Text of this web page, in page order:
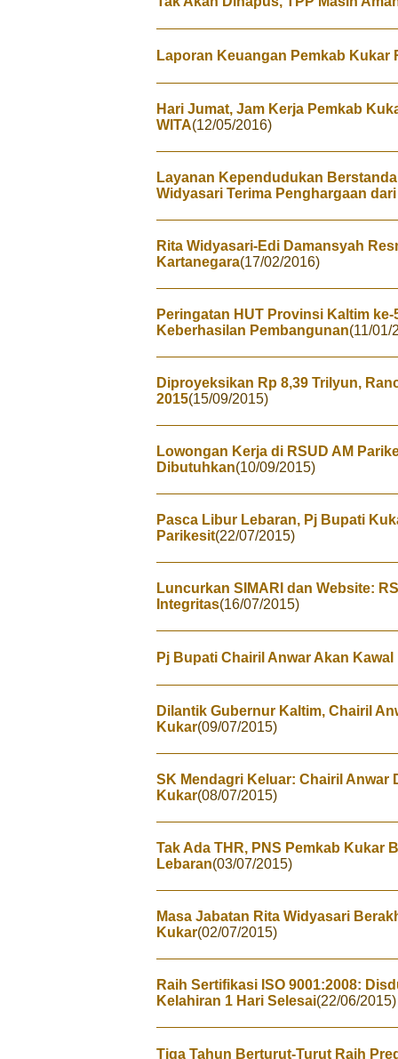
Laporan Keuangan Pemkab Kukar
Hari Jumat, Jam Kerja Pemkab
WITA(12/05/2016)
Layanan Kependudukan
Widyasari Terima Penghargaan
Rita Widyasari-Edi Damansyah
Kartanegara(17/02/2016)
Peringatan HUT Provinsi Kaltim
Keberhasilan Pembangunan(11/01/
Diproyeksikan Rp 8,39 Trilyun,
2015(15/09/2015)
Lowongan Kerja di RSUD AM
Dibutuhkan(10/09/2015)
Pasca Libur Lebaran, Pj Bupati
Parikesit(22/07/2015)
Luncurkan SIMARI dan Website:
Integritas(16/07/2015)
Pj Bupati Chairil Anwar Akan
Dilantik Gubernur Kaltim, Chairil
Kukar(09/07/2015)
SK Mendagri Keluar: Chairil Anwar
Kukar(08/07/2015)
Tak Ada THR, PNS Pemkab Kukar
Lebaran(03/07/2015)
Masa Jabatan Rita Widyasari
Kukar(02/07/2015)
Raih Sertifikasi ISO 9001:2008:
Kelahiran 1 Hari Selesai(22/06/2015)
Tiga Tahun Berturut-Turut Raih